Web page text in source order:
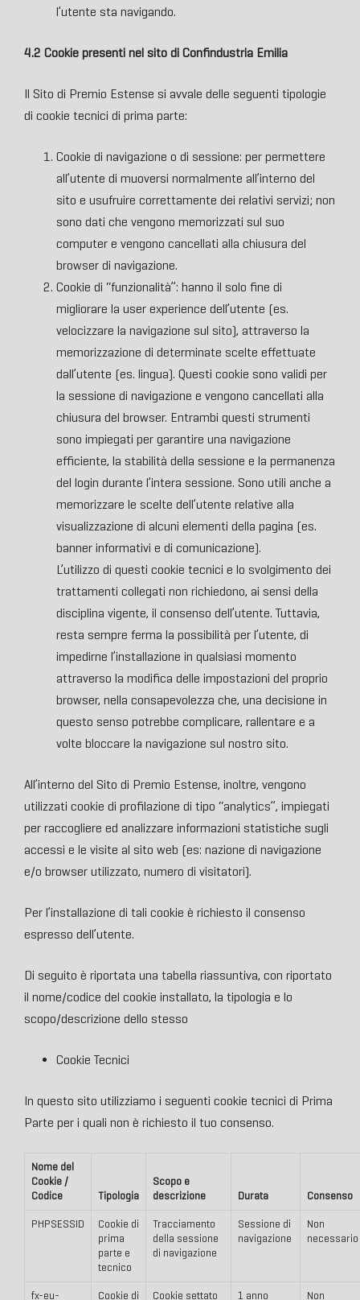
l’utente sta navigando.
4.2 Cookie presenti nel sito di Confindustria Emilia
Il Sito di Premio Estense si avvale delle seguenti tipologie
di cookie tecnici di prima parte:
Cookie di navigazione o di sessione: per permettere
all’utente di muoversi normalmente all’interno del
sito e usufruire correttamente dei relativi servizi; non
sono dati che vengono memorizzati sul suo
computer e vengono cancellati alla chiusura del
browser di navigazione.
Cookie di “funzionalità”: hanno il solo fine di
migliorare la user experience dell’utente (es.
velocizzare la navigazione sul sito), attraverso la
memorizzazione di determinate scelte effettuate
dall’utente (es. lingua). Questi cookie sono validi per
la sessione di navigazione e vengono cancellati alla
chiusura del browser. Entrambi questi strumenti
sono impiegati per garantire una navigazione
efficiente, la stabilità della sessione e la permanenza
del login durante l’intera sessione. Sono utili anche a
memorizzare le scelte dell’utente relative alla
visualizzazione di alcuni elementi della pagina (es.
banner informativi e di comunicazione).
L’utilizzo di questi cookie tecnici e lo svolgimento dei
trattamenti collegati non richiedono, ai sensi della
disciplina vigente, il consenso dell’utente. Tuttavia,
resta sempre ferma la possibilità per l’utente, di
impedirne l’installazione in qualsiasi momento
attraverso la modifica delle impostazioni del proprio
browser, nella consapevolezza che, una decisione in
questo senso potrebbe complicare, rallentare e a
volte bloccare la navigazione sul nostro sito.
All’interno del Sito di Premio Estense, inoltre, vengono
utilizzati cookie di profilazione di tipo “analytics”, impiegati
per raccogliere ed analizzare informazioni statistiche sugli
accessi e le visite al sito web (es: nazione di navigazione
e/o browser utilizzato, numero di visitatori).
Per l’installazione di tali cookie è richiesto il consenso
espresso dell’utente.
Di seguito è riportata una tabella riassuntiva, con riportato
il nome/codice del cookie installato, la tipologia e lo
scopo/descrizione dello stesso
Cookie Tecnici
In questo sito utilizziamo i seguenti cookie tecnici di Prima
Parte per i quali non è richiesto il tuo consenso.
Nome del
Cookie /
Codice
Tipologia
Scopo e
descrizione
Durata Consenso
PHPSESSID
Cookie di
prima
parte e
tecnico
Tracciamento
della sessione
di navigazione
Sessione di
navigazione
Non
necessario
fx-eu- Cookie di Cookie settato 1 anno Non